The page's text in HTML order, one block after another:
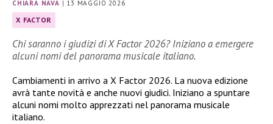
CHIARA NAVA | 13 MAGGIO 2026
X FACTOR
Chi saranno i giudizi di X Factor 2026? Iniziano a emergere
alcuni nomi del panorama musicale italiano.
Cambiamenti in arrivo a X Factor 2026. La nuova edizione
avrà tante novità e anche nuovi giudici. Iniziano a spuntare
alcuni nomi molto apprezzati nel panorama musicale
italiano.